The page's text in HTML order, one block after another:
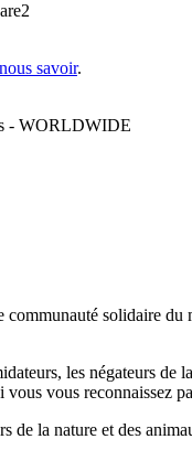
savoir.
- WORLDWIDE
solidaire
les négateurs de
vous reconnaissez
de la nature et des